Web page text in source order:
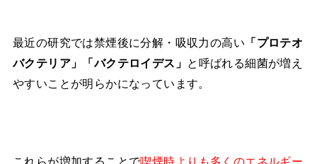
最近の研究では禁煙後に分解・吸収力の高い 「プロテオ
バクテリア」「バクテロイデス」 と呼ばれる細菌が増え
やすいことが明らかになっています。
これらが増加することで喫煙時よりも多くのエネルギー